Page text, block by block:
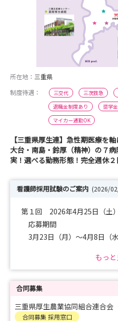
所在地： 三重県
制度待遇：
三交代 三次救急
退職金制度あり
奨学
マイカー通勤OK
【三重県厚生連】急性期医療を
大台・南島・鈴厚（精神）の７
実！選べる勤務形態！完全週休２
看護師採用試験のご案内 (2026/
第１回 2026年4月25日（土）
応募期間
3月23日（月）～4月8日（
もっと
合同募集
三重県厚生農業協同組合連合会
合同募集 採用窓口